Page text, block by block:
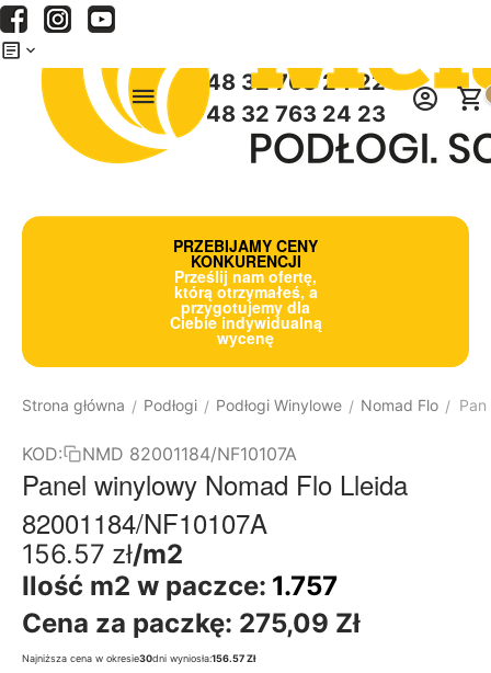
+48 32 763 24 22
+48 32 763 24 23
PRZEBIJAMY CENY
KONKURENCJI
Prześlij nam ofertę,
którą otrzymałeś, a
przygotujemy dla
Ciebie indywidualną
wycenę
Strona główna / Podłogi / Podłogi Winylowe / Nomad Flo /
KOD: NMD 82001184/NF10107A
Panel winylowy Nomad Flo Lleida
82001184/NF10107A
156.57 zł/m2
Ilość m2 w paczce: 1.757
Cena za paczkę: 275,09 Zł
Najniższa cena w okresie30dni wyniosła:156.57 Zł